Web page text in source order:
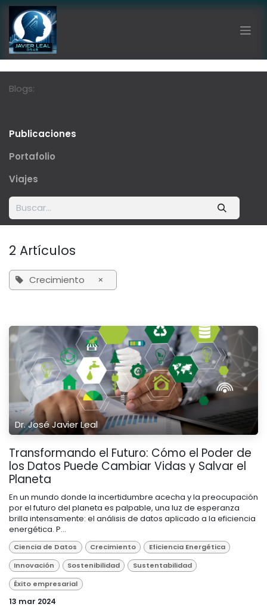
Ir al contenido
Blogs:
Publicaciones
Portafolio
Viajes
2 Artículos
Crecimiento ×
Dr. José Javier Leal
Transformando el Futuro: Cómo el Poder de
los Datos Puede Cambiar Vidas y Salvar el
Planeta
En un mundo donde la incertidumbre acecha y la preocupación
por el futuro del planeta es palpable, una luz de esperanza
brilla intensamente: el análisis de datos aplicado a la eficiencia
energética. P...
Ciencia de Datos Crecimiento
Eficiencia Energética
Innovación
Sostenibilidad
Sustentabilidad
Éxito empresarial
13 mar 2024